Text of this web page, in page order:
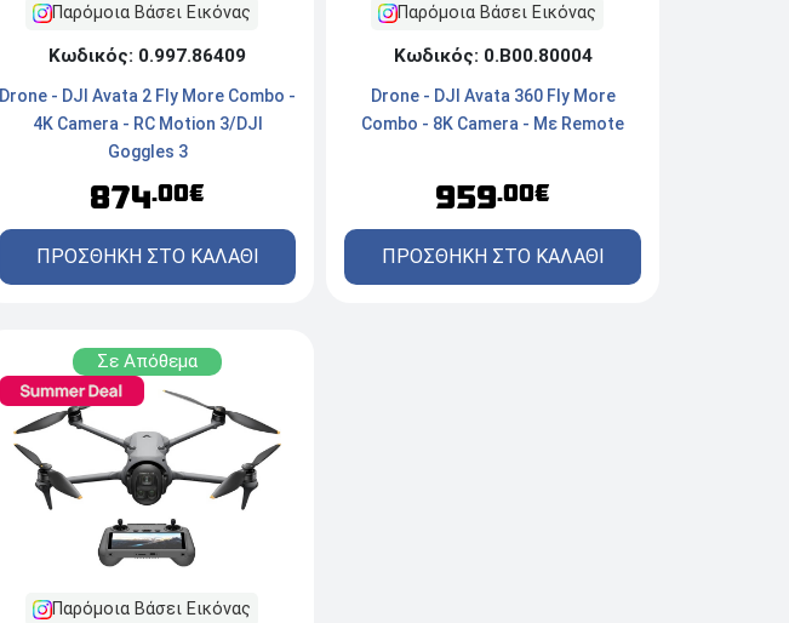
Παρόμοια Βάσει Εικόνας
Κωδικός: 0.997.86409
Drone - DJI Avata 2 Fly More Combo -
4K Camera - RC Motion 3/DJI
Goggles 3
874.00€
ΠΡΟΣΘΗΚΗ ΣΤΟ ΚΑΛΑΘΙ
Παρόμοια Βάσει Εικόνας
Κωδικός: 0.Β00.80004
Drone - DJI Avata 360 Fly More
Combo - 8K Camera - Με Remote
959.00€
ΠΡΟΣΘΗΚΗ ΣΤΟ ΚΑΛΑΘΙ
Σε Απόθεμα
Παρόμοια Βάσει Εικόνας